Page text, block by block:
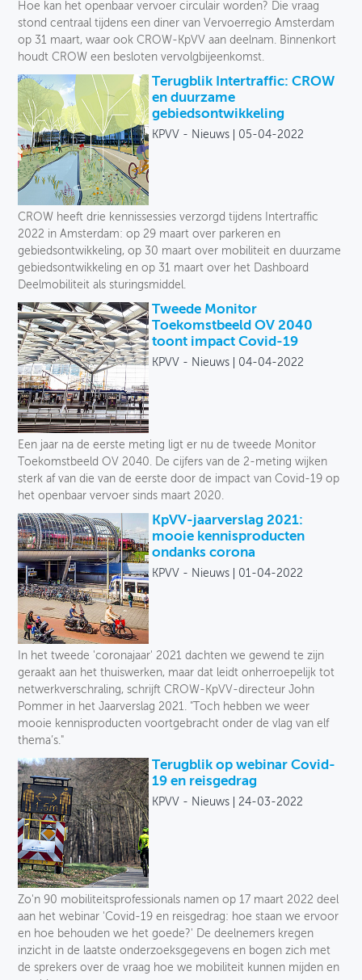
Hoe kan het openbaar vervoer circulair worden? Die vraag
stond centraal tijdens een diner van Vervoerregio Amsterdam
op 31 maart, waar ook CROW-KpVV aan deelnam. Binnenkort
houdt CROW een besloten vervolgbijeenkomst.
Terugblik Intertraffic: CROW
en duurzame
gebiedsontwikkeling
KPVV - Nieuws 05-04-2022
CROW heeft drie kennissessies verzorgd tijdens Intertraffic
2022 in Amsterdam: op 29 maart over parkeren en
gebiedsontwikkeling, op 30 maart over mobiliteit en duurzame
gebiedsontwikkeling en op 31 maart over het Dashboard
Deelmobiliteit als sturingsmiddel.
Tweede Monitor
Toekomstbeeld OV 2040
toont impact Covid-19
KPVV - Nieuws 04-04-2022
Een jaar na de eerste meting ligt er nu de tweede Monitor
Toekomstbeeld OV 2040. De cijfers van de 2-meting wijken
sterk af van die van de eerste door de impact van Covid-19 op
het openbaar vervoer sinds maart 2020.
KpVV-jaarverslag 2021:
mooie kennisproducten
ondanks corona
KPVV - Nieuws 01-04-2022
In het tweede 'coronajaar' 2021 dachten we gewend te zijn
geraakt aan het thuiswerken, maar dat leidt onherroepelijk tot
netwerkverschraling, schrijft CROW-KpVV-directeur John
Pommer in het Jaarverslag 2021. "Toch hebben we weer
mooie kennisproducten voortgebracht onder de vlag van elf
thema’s."
Terugblik op webinar Covid-
19 en reisgedrag
KPVV - Nieuws 24-03-2022
Zo'n 90 mobiliteitsprofessionals namen op 17 maart 2022 deel
aan het webinar 'Covid-19 en reisgedrag: hoe staan we ervoor
en hoe behouden we het goede?' De deelnemers kregen
inzicht in de laatste onderzoeksgegevens en bogen zich met
de sprekers over de vraag hoe we mobiliteit kunnen mijden en